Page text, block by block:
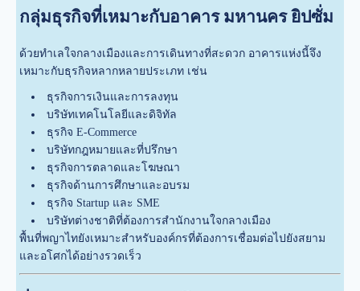
กลุ่มธุรกิจที่เหมาะกับอาคาร มหานคร ยิปซั่ม
ด้วยทำเลใจกลางเมืองและการเดินทางที่สะดวก อาคารแห่งนี้จึง
เหมาะกับธุรกิจหลากหลายประเภท เช่น
ธุรกิจการเงินและการลงทุน
บริษัทเทคโนโลยีและดิจิทัล
ธุรกิจ E-Commerce
บริษัทกฎหมายและที่ปรึกษา
ธุรกิจการตลาดและโฆษณา
ธุรกิจด้านการศึกษาและอบรม
ธุรกิจ Startup และ SME
บริษัทต่างชาติที่ต้องการสำนักงานใจกลางเมือง
พื้นที่พญาไทยังเหมาะสำหรับองค์กรที่ต้องการเชื่อมต่อไปยังสยาม
และอโศกได้อย่างรวดเร็ว